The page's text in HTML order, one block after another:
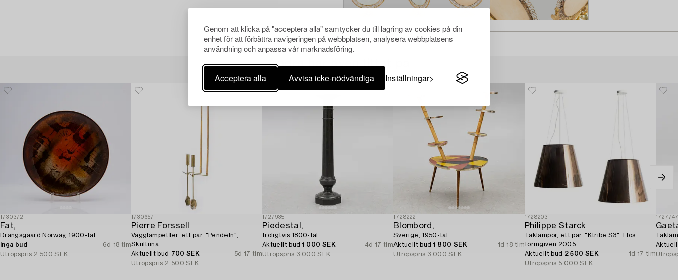
Genom att klicka på "acceptera alla" samtycker du till lagring av cookies på din
enhet för att förbättra navigeringen på webbplatsen, analysera webbplatsens
användning och anpassa vår marknadsföring.
Acceptera alla Avvisa icke-nödvändiga Inställningar
Andra har även tittat på
1730372
Fat,
Drangsgaard Norway, 1900-tal.
Inga bud
6d 18 tim
Utropspris 2 500 SEK
1730657
Pierre Forssell
Vägglampetter, ett par, "Pendeln",
Skultuna.
Aktuellt bud 700 SEK
5d 17 tim
Utropspris 2 500 SEK
1727935
Piedestal,
troligtvis 1800-tal.
Aktuellt bud 1 000 SEK
4d 17 tim
Utropspris 3 000 SEK
1728222
Blombord,
Sverige, 1950-tal.
Aktuellt bud 1 800 SEK
1d 18 tim
Utropspris 3 000 SEK
1728203
Philippe Starck
Taklampor, ett par, "Ktribe S3", Flos,
formgiven 2005.
Aktuellt bud 2 500 SEK
1d 17 tim
Utropspris 5 000 SEK